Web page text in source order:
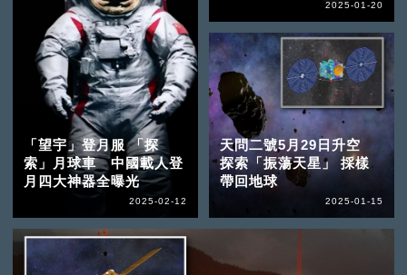
「望宇」登月服 「探
索」月球車 中國載人登
月四大神器全曝光
2025-02-12
2025-01-20
天問二號5月29日升空
探索「振蕩天星」 採樣
帶回地球
2025-01-15